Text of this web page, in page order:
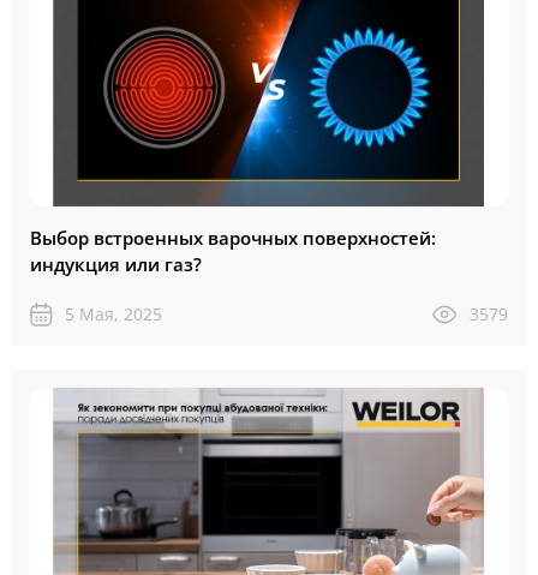
Выбор встроенных варочных поверхностей:
индукция или газ?
5 Мая, 2025 3579